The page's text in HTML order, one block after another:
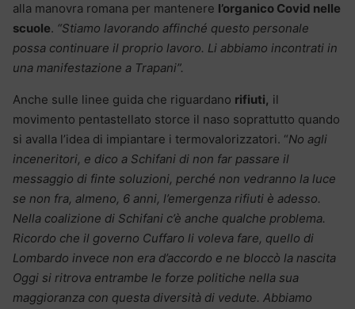
alla manovra romana per mantenere l’organico Covid nelle
scuole. “Stiamo lavorando affinché questo personale
possa continuare il proprio lavoro. Li abbiamo incontrati in
una manifestazione a Trapani”.
Anche sulle linee guida che riguardano rifiuti, il
movimento pentastellato storce il naso soprattutto quando
si avalla l’idea di impiantare i termovalorizzatori. “No agli
inceneritori, e dico a Schifani di non far passare il
messaggio di finte soluzioni, perché non vedranno la luce
se non fra, almeno, 6 anni, l’emergenza rifiuti è adesso.
Nella coalizione di Schifani c’è anche qualche problema.
Ricordo che il governo Cuffaro li voleva fare, quello di
Lombardo invece non era d’accordo e ne bloccò la nascita
Oggi si ritrova entrambe le forze politiche nella sua
maggioranza con questa diversità di vedute. Abbiamo